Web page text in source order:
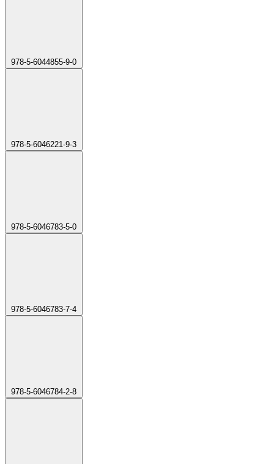
978-5-6044855-9-0
978-5-6046221-9-3
978-5-6046783-5-0
978-5-6046783-7-4
978-5-6046784-2-8